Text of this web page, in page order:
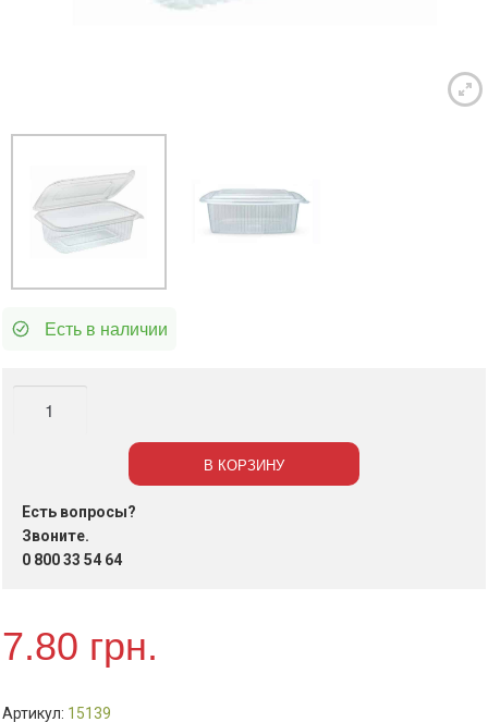
Есть в наличии
Контейнер
РР
750
мл
В КОРЗИНУ
Есть вопросы?
Звоните.
0 800 33 54 64
7.80 грн.
Артикул: 15139